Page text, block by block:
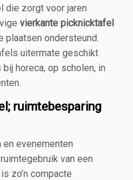
die zorgt voor jaren
vierkante picknicktafel
ondersteund.
uitermate geschikt
horeca, op scholen, in
ruimtebesparing
en evenementen
van een
zo’n compacte